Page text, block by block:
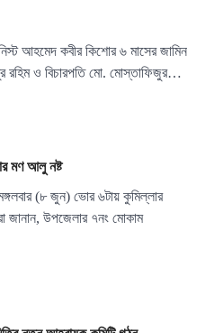
আহমেদ কবীর কিশোর ৬ মাসের জামিন
রহিম ও বিচারপতি মো. মোস্তাফিজুর…
মণ আলু নষ্ট
(৮ জুন) ভোর ৬টায় কুমিল্লার
জানান, উপজেলার ৭নং মোকাম